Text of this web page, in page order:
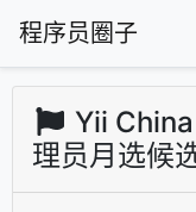
程序员圈子
Yii
理员月选候